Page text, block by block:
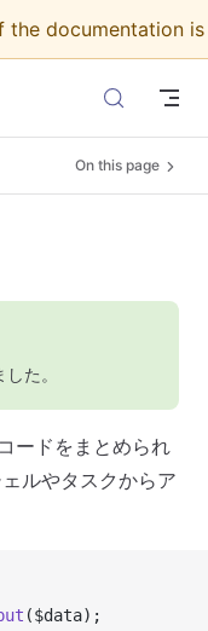
the documentation
On this page
た。
ードをまとめられ
ルやタスクからア
($data);